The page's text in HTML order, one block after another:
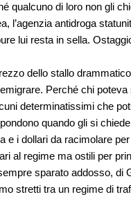
qualcuno di loro non gli
l’agenzia antidroga
lui resta in sella.
dello stallo
Perché chi
determinatissimi che
quando gli si
e i dollari da racimolare
al regime ma ostili per
sparato addosso, di
stretti tra un regime di